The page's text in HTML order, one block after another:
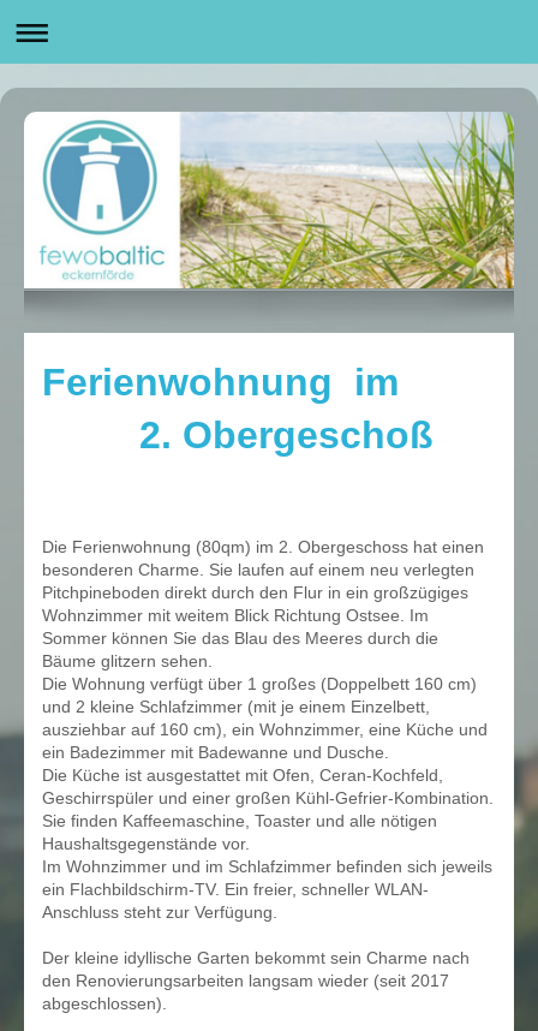
Ferienwohnung im
2. Obergeschoß
Die Ferienwohnung (80qm) im 2. Obergeschoss hat einen
besonderen Charme. Sie laufen auf einem neu verlegten
Pitchpineboden direkt durch den Flur in ein großzügiges
Wohnzimmer mit weitem Blick Richtung Ostsee. Im
Sommer können Sie das Blau des Meeres durch die
Bäume glitzern sehen.
Die Wohnung verfügt über 1 großes (Doppelbett 160 cm)
und 2 kleine Schlafzimmer (mit je einem Einzelbett,
ausziehbar auf 160 cm), ein Wohnzimmer, eine Küche und
ein Badezimmer mit Badewanne und Dusche.
Die Küche ist ausgestattet mit Ofen, Ceran-Kochfeld,
Geschirrspüler und einer großen Kühl-Gefrier-Kombination.
Sie finden Kaffeemaschine, Toaster und alle nötigen
Haushaltsgegenstände vor.
Im Wohnzimmer und im Schlafzimmer befinden sich jeweils
ein Flachbildschirm-TV. Ein freier, schneller WLAN-
Anschluss steht zur Verfügung.
Der kleine idyllische Garten bekommt sein Charme nach
den Renovierungsarbeiten langsam wieder (seit 2017
abgeschlossen).